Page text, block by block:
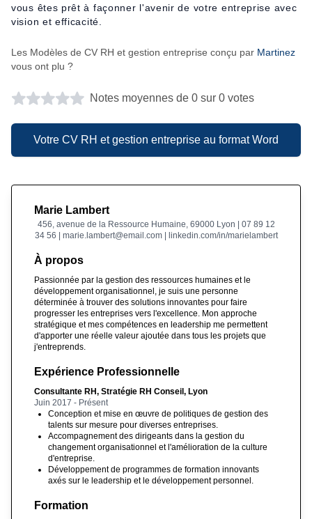
vous êtes prêt à façonner l'avenir de votre entreprise avec
vision et efficacité.
Les Modèles de CV RH et gestion entreprise conçu par Martinez
vous ont plu ?
Notes moyennes de 0 sur 0 votes
Votre CV RH et gestion entreprise au format Word
Marie Lambert
456, avenue de la Ressource Humaine, 69000 Lyon | 07 89 12
34 56 | marie.lambert@email.com | linkedin.com/in/marielambert
À propos
Passionnée par la gestion des ressources humaines et le
développement organisationnel, je suis une personne
déterminée à trouver des solutions innovantes pour faire
progresser les entreprises vers l'excellence. Mon approche
stratégique et mes compétences en leadership me permettent
d'apporter une réelle valeur ajoutée dans tous les projets que
j'entreprends.
Expérience Professionnelle
Consultante RH, Stratégie RH Conseil, Lyon
Juin 2017 - Présent
Conception et mise en œuvre de politiques de gestion des
talents sur mesure pour diverses entreprises.
Accompagnement des dirigeants dans la gestion du
changement organisationnel et l'amélioration de la culture
d'entreprise.
Développement de programmes de formation innovants
axés sur le leadership et le développement personnel.
Formation